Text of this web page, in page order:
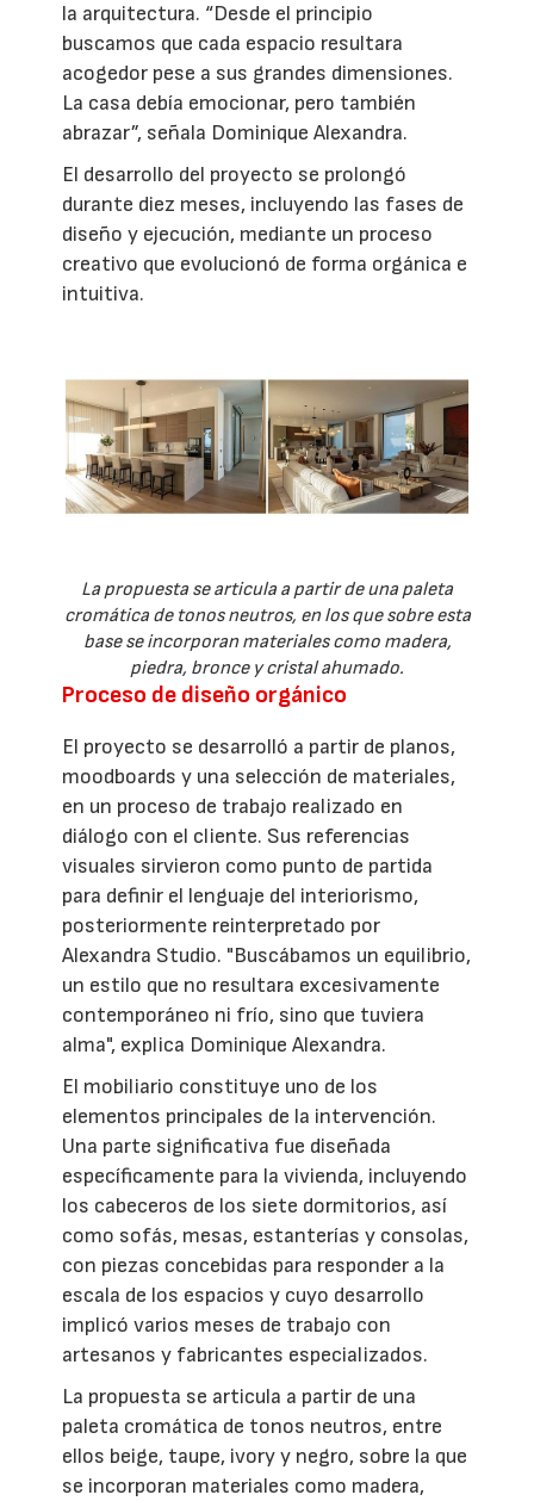
la arquitectura. “Desde el principio
buscamos que cada espacio resultara
acogedor pese a sus grandes dimensiones.
La casa debía emocionar, pero también
abrazar”, señala Dominique Alexandra.
El desarrollo del proyecto se prolongó
durante diez meses, incluyendo las fases de
diseño y ejecución, mediante un proceso
creativo que evolucionó de forma orgánica e
intuitiva.
La propuesta se articula a partir de una paleta
cromática de tonos neutros, en los que sobre esta
base se incorporan materiales como madera,
piedra, bronce y cristal ahumado.
Proceso de diseño orgánico
El proyecto se desarrolló a partir de planos,
moodboards y una selección de materiales,
en un proceso de trabajo realizado en
diálogo con el cliente. Sus referencias
visuales sirvieron como punto de partida
para definir el lenguaje del interiorismo,
posteriormente reinterpretado por
Alexandra Studio. "Buscábamos un equilibrio,
un estilo que no resultara excesivamente
contemporáneo ni frío, sino que tuviera
alma", explica Dominique Alexandra.
El mobiliario constituye uno de los
elementos principales de la intervención.
Una parte significativa fue diseñada
específicamente para la vivienda, incluyendo
los cabeceros de los siete dormitorios, así
como sofás, mesas, estanterías y consolas,
con piezas concebidas para responder a la
escala de los espacios y cuyo desarrollo
implicó varios meses de trabajo con
artesanos y fabricantes especializados.
La propuesta se articula a partir de una
paleta cromática de tonos neutros, entre
ellos beige, taupe, ivory y negro, sobre la que
se incorporan materiales como madera,